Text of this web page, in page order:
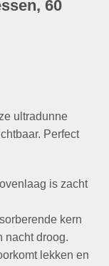
60
ultradunne
Perfect
is zacht
kern
nacht droog.
lekken en